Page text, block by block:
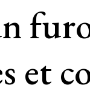
et